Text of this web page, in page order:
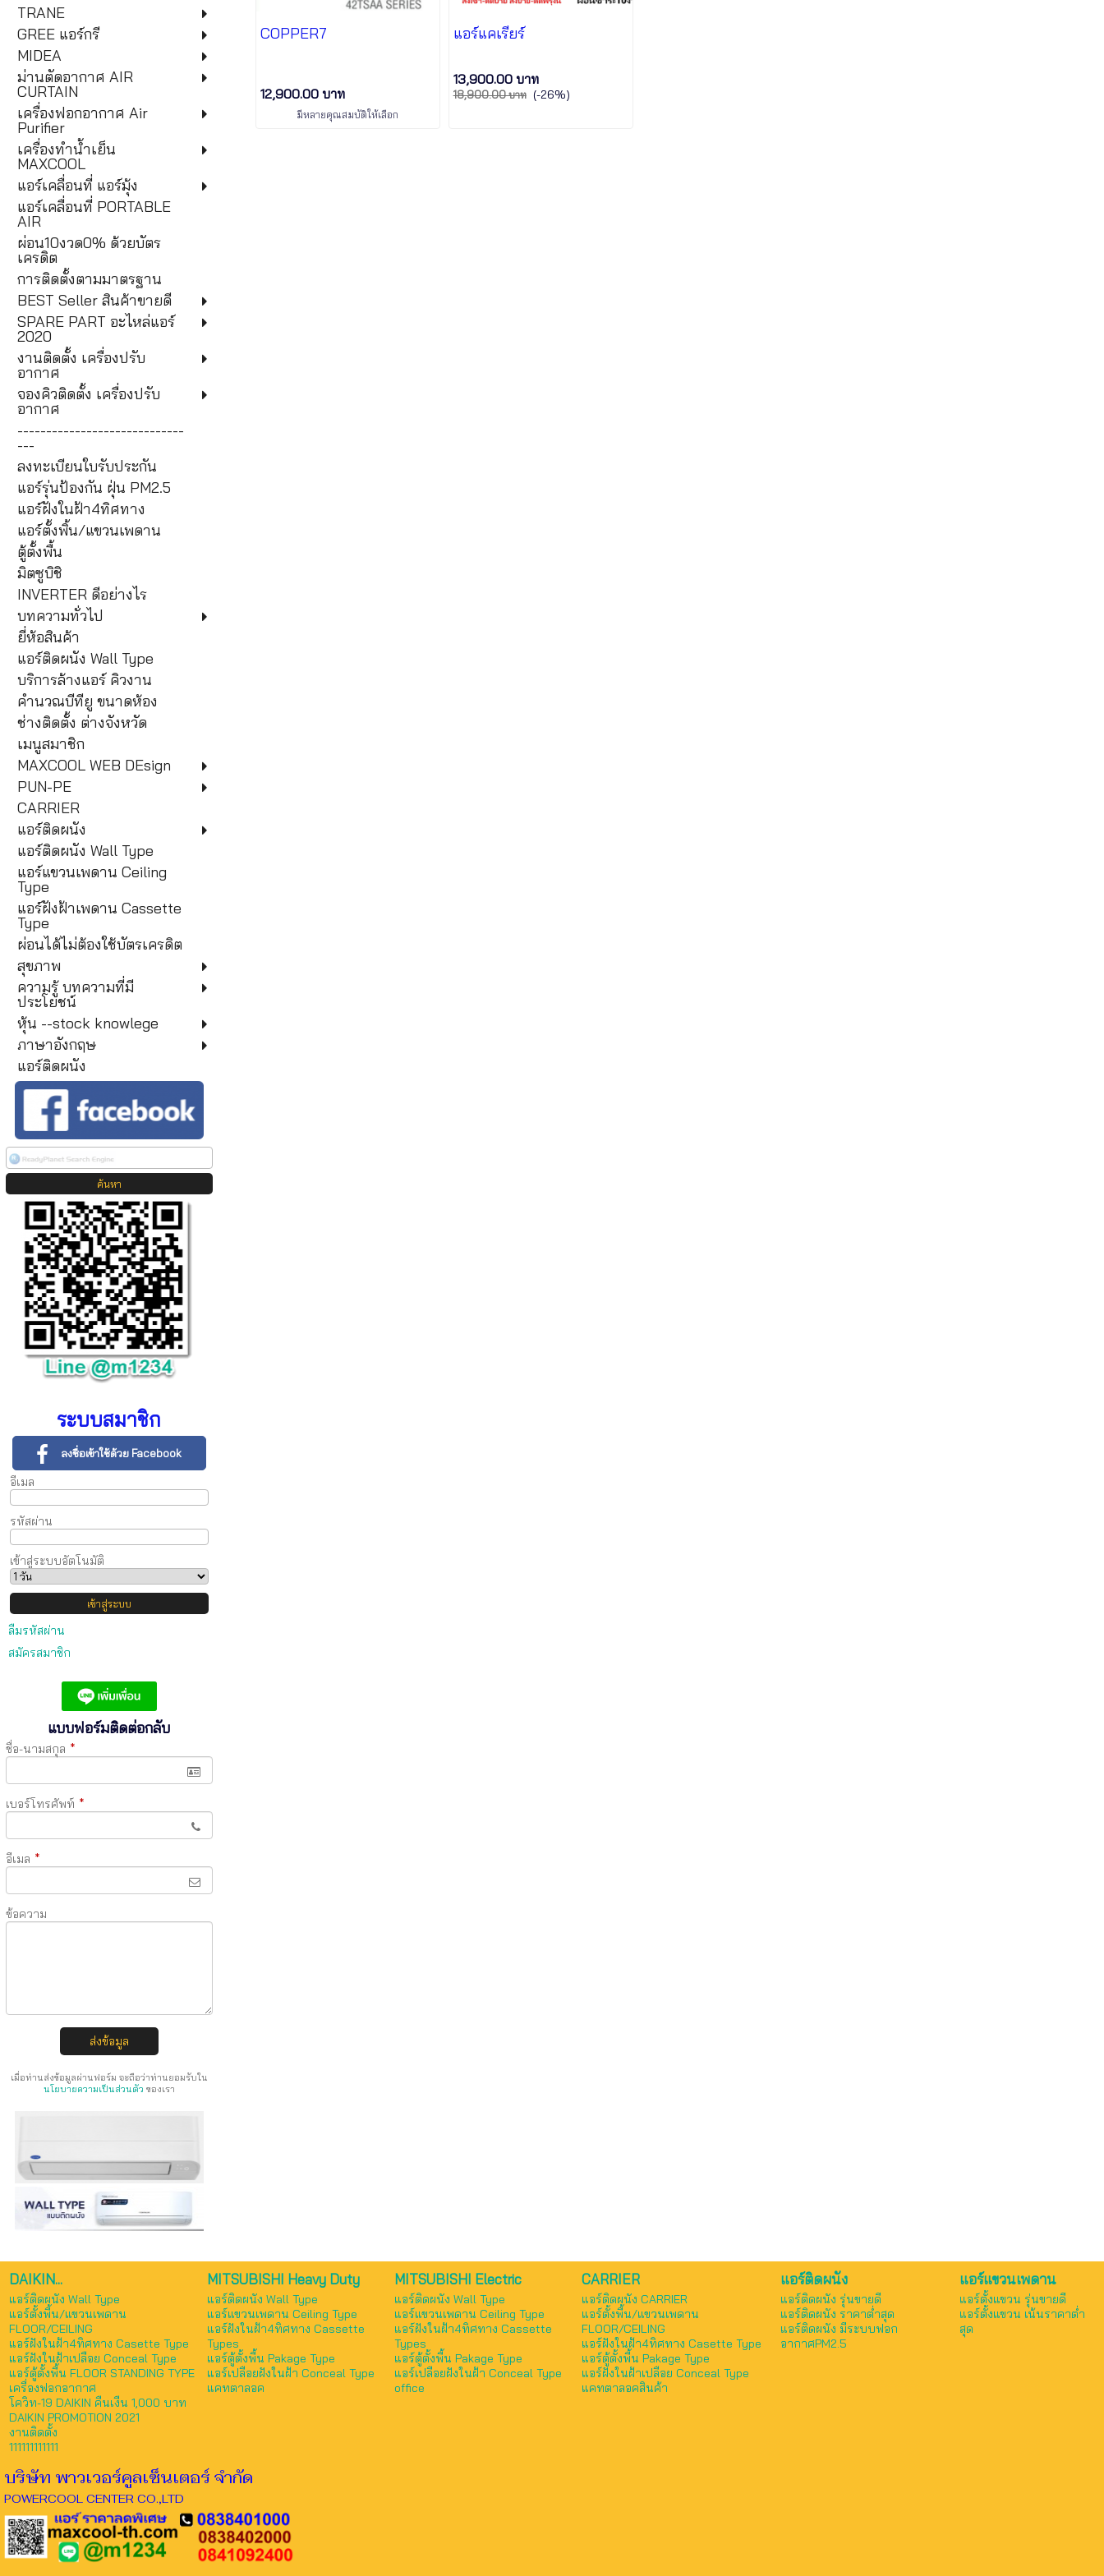
TRANE
GREE แอร์กรี
MIDEA
ม่านตัดอากาศ AIR
CURTAIN
เครื่องฟอกอากาศ Air
Purifier
เครื่องทำน้ำเย็น
MAXCOOL
แอร์เคลื่อนที่ แอร์มุ้ง
แอร์เคลื่อนที่ PORTABLE
AIR
ผ่อน10งวด0% ด้วยบัตร
เครดิต
การติดตั้งตามมาตรฐาน
BEST Seller สินค้าขายดี
SPARE PART อะไหล่แอร์
2020
งานติดตั้ง เครื่องปรับ
อากาศ
จองคิวติดตั้ง เครื่องปรับ
อากาศ
-----------------------------
---
ลงทะเบียนใบรับประกัน
แอร์รุ่นป้องกัน ฝุ่น PM2.5
แอร์ฝังในฝ้า4ทิศทาง
แอร์ตั้งพิ้น/แขวนเพดาน
ตู้ตั้งพื้น
มิตซูบิชิ
INVERTER ดีอย่างไร
บทความทั่วไป
ยี่ห้อสินค้า
แอร์ติดผนัง Wall Type
บริการล้างแอร์ คิวงาน
คำนวณบีทียู ขนาดห้อง
ช่างติดตั้ง ต่างจังหวัด
เมนูสมาชิก
MAXCOOL WEB DEsign
PUN-PE
CARRIER
แอร์ติดผนัง
แอร์ติดผนัง Wall Type
แอร์แขวนเพดาน Ceiling
Type
แอร์ฝังฝ้าเพดาน Cassette
Type
ผ่อนได้ไม่ต้องใช้บัตรเครดิต
สุขภาพ
ความรู้ บทความที่มี
ประโยชน์
หุ้น --stock knowlege
ภาษาอังกฤษ
แอร์ติดผนัง
ระบบสมาชิก
ลงชื่อเข้าใช้ด้วย Facebook
อีเมล
รหัสผ่าน
เข้าสู่ระบบอัตโนมัติ
ลืมรหัสผ่าน
สมัครสมาชิก
แบบฟอร์มติดต่อกลับ
ชื่อ-นามสกุล *
เบอร์โทรศัพท์ *
อีเมล *
ข้อความ
ส่งข้อมูล
เมื่อท่านส่งข้อมูลผ่านฟอร์ม จะถือว่าท่านยอมรับใน
นโยบายความเป็นส่วนตัว ของเรา
COPPER7
12,900.00 บาท
มีหลายคุณสมบัติให้เลือก
แอร์แคเรียร์
13,900.00 บาท
18,900.00 บาท (-26%)
DAIKIN...
แอร์ติดผนัง Wall Type
แอร์ตั้งพื้น/แขวนเพดาน
FLOOR/CEILING
แอร์ฝังในฝ้า4ทิศทาง Casette Type
แอร์ฝังในฝ้าเปลือย Conceal Type
แอร์ตู้ตั้งพื้น FLOOR STANDING TYPE
เครื่องฟอกอากาศ
โควิท-19 DAIKIN คืนเงืน 1,000 บาท
DAIKIN PROMOTION 2021
งานติดตั้ง
111111111111
MITSUBISHI Heavy Duty
แอร์ติดผนัง Wall Type
แอร์แขวนเพดาน Ceiling Type
แอร์ฝังในฝ้า4ทิศทาง Cassette
Types
แอร์ตู้ตั้งพื้น Pakage Type
แอร์เปลือยฝังในฝ้า Conceal Type
แคทตาลอค
MITSUBISHI Electric
แอร์ติดผนัง Wall Type
แอร์แขวนเพดาน Ceiling Type
แอร์ฝังในฝ้า4ทิศทาง Cassette
Types
แอร์ตู้ตั้งพื้น Pakage Type
แอร์เปลือยฝังในฝ้า Conceal Type
office
CARRIER
แอร์ติดผนัง CARRIER
แอร์ตั้งพื้น/แขวนเพดาน
FLOOR/CEILING
แอร์ฝังในฝ้า4ทิศทาง Casette Type
แอร์ตู้ตั้งพื้น Pakage Type
แอร์ฝังในฝ้าเปลือย Conceal Type
แคทตาลอคสินค้า
แอร์ติดผนัง
แอร์ติดผนัง รุ่นขายดี
แอร์ติดผนัง ราคาต่ำสุด
แอร์ติดผนัง มีระบบฟอก
อากาศPM2.5
แอร์แขวนเพดาน
แอร์ตั้งแขวน รุ่นขายดี
แอร์ตั้งแขวน เน้นราคาต่ำ
สุด
บริษัท พาวเวอร์คูลเซ็นเตอร์ จำกัด
POWERCOOL CENTER CO.,LTD